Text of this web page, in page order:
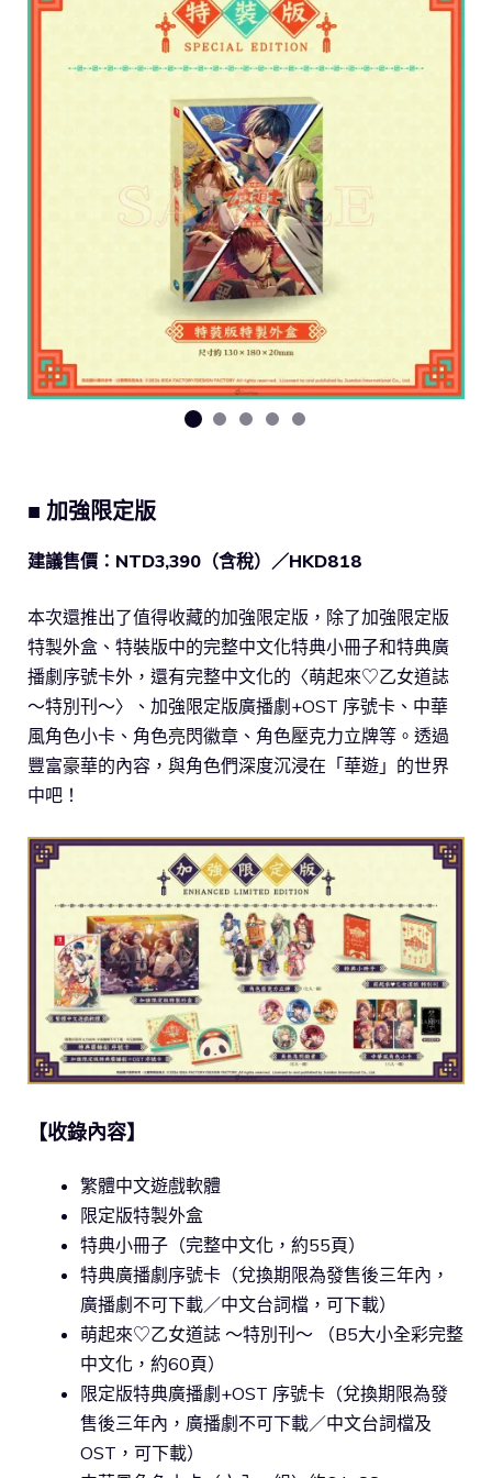
■ 加強限定版
建議售價：NTD3,390 （含稅）／HKD818
本次還推出了值得收藏的加強限定版，除了加強限定版
特製外盒、特裝版中的完整中文化特典小冊子和特典廣
播劇序號卡外，還有完整中文化的〈萌起來♡乙女道誌
～特別刊～〉、加強限定版廣播劇+OST 序號卡、中華
風角色小卡、角色亮閃徽章、角色壓克力立牌等。透過
豐富豪華的內容，與角色們深度沉浸在「華遊」的世界
中吧！
【收錄內容】
繁體中文遊戲軟體
限定版特製外盒
特典小冊子（完整中文化，約55頁）
特典廣播劇序號卡（兌換期限為發售後三年內，
廣播劇不可下載／中文台詞檔，可下載）
萌起來♡乙女道誌 ～特別刊～ （B5大小全彩完整
中文化，約60頁）
限定版特典廣播劇+OST 序號卡（兌換期限為發
售後三年內，廣播劇不可下載／中文台詞檔及
OST，可下載）